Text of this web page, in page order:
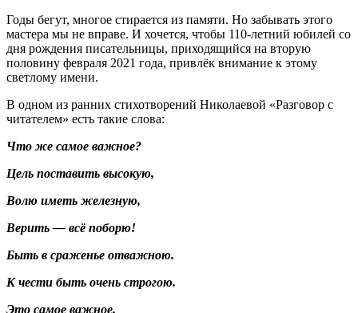
Годы бегут, многое стирается из памяти. Но забывать этого
мастера мы не вправе. И хочется, чтобы 110-летний юбилей со
дня рождения писательницы, приходящийся на вторую
половину февраля 2021 года, привлёк внимание к этому
светлому имени.
В одном из ранних стихотворений Николаевой «Разговор с
читателем» есть такие слова:
Что же самое важное?
Цель поставить высокую,
Волю иметь железную,
Верить — всё поборю!
Быть в сраженье отважною.
К чести быть очень строгою.
Это самое важное.